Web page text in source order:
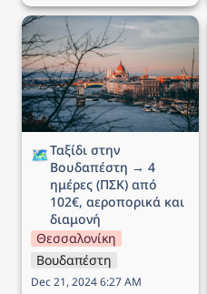
Ταξίδι στην Βουδαπέστη
→ 4 ημέρες (ΠΣΚ) από
102€, αεροπορικά και
διαμονή
🗺️Ταξίδι στην
Βουδαπέστη → 4
ημέρες (ΠΣΚ) από
102€, αεροπορικά και
διαμονή
Θεσσαλονίκη
Βουδαπέστη
Dec 21, 2024 6:27 AM